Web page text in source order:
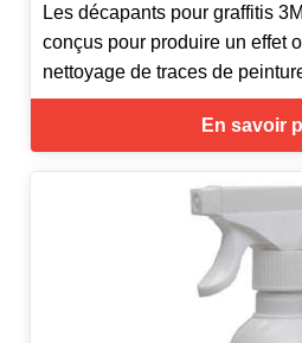
Les décapants pour graffitis
conçus pour produire un effet
nettoyage de traces de
de rouge à lèvres et de pastel
recommandé. GR 1500 est
Peu odorant, peu nocif pour
En savoir